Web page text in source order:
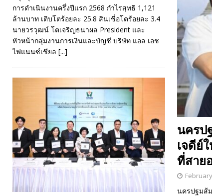
นครป
เจดีย์
ที่สาย
นครปฐมส้
การดำเนินงานครึ่งปีแรก 2568 กำไรสุทธิ 1,121
ล้านบาท เติบโตร้อยละ 25.8 สินเชื่อโตร้อยละ 3.4
นายวรวุฒน์ โตเจริญธนาผล President และ
หัวหน้ากลุ่มงานการเงินและบัญชี บริษัท แอล เอช
ไฟแนนซ์เชียล [...]